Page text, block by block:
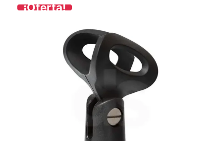
¡Oferta!